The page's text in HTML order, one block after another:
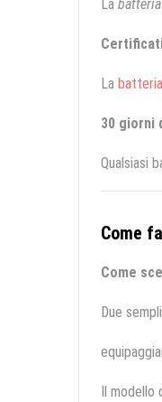
La
La
30 giorni
Qualsiasi
Come
Come
Due
Il